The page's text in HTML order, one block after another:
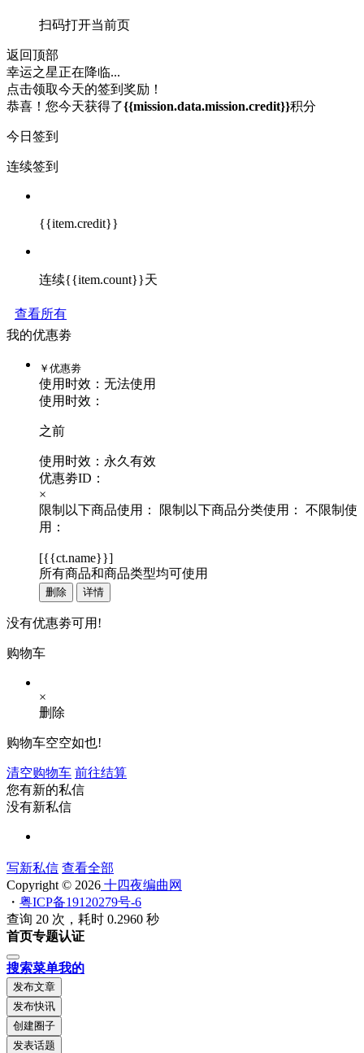
扫码打开当前页
返回顶部
幸运之星正在降临...
点击领取今天的签到奖励！
恭喜！您今天获得了{{mission.data.mission.credit}}积分
今日签到
连续签到
{{item.credit}}
连续{{item.count}}天
查看所有
我的优惠劵
￥ 优惠劵
使用时效： 无法使用
使用时效：
之前
使用时效：永久有效
优惠劵ID：
×
限制以下商品使用：
限制以下商品分类使用：
不限制使
用：
[{{ct.name}}]
所有商品和商品类型均可使用
删除 详情
没有优惠劵可用!
购物车
×
删除
购物车空空如也!
清空购物车 前往结算
您有新的私信
没有新私信
写新私信 查看全部
Copyright © 2026 十四夜编曲网
・ 粤ICP备19120279号-6
查询 20 次，耗时 0.2960 秒
首页专题认证
搜索菜单我的
发布文章
发布快讯
创建圈子
发表话题